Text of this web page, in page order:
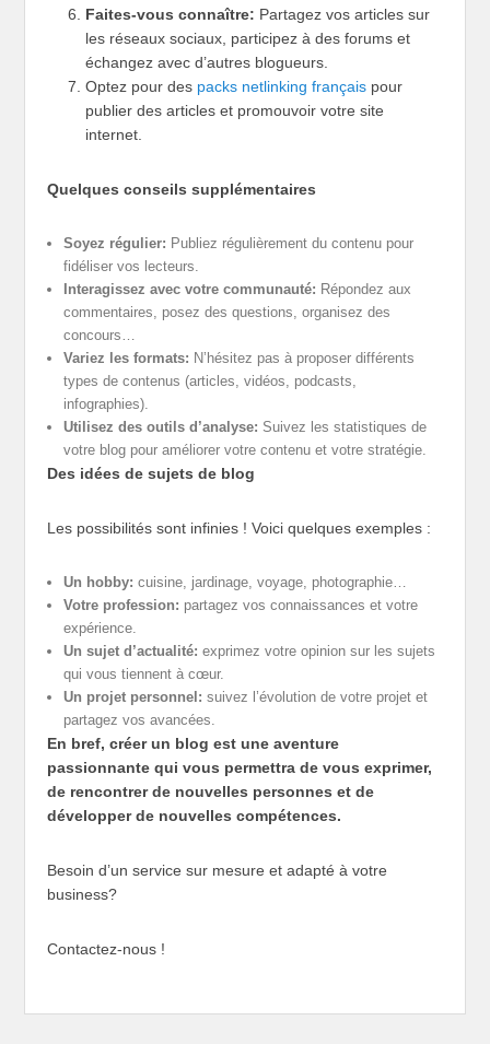
Faites-vous connaître: Partagez vos articles sur
les réseaux sociaux, participez à des forums et
échangez avec d’autres blogueurs.
Optez pour des packs netlinking français pour
publier des articles et promouvoir votre site
internet.
Quelques conseils supplémentaires
Soyez régulier: Publiez régulièrement du contenu pour
fidéliser vos lecteurs.
Interagissez avec votre communauté: Répondez aux
commentaires, posez des questions, organisez des
concours…
Variez les formats: N’hésitez pas à proposer différents
types de contenus (articles, vidéos, podcasts,
infographies).
Utilisez des outils d’analyse: Suivez les statistiques de
votre blog pour améliorer votre contenu et votre stratégie.
Des idées de sujets de blog
Les possibilités sont infinies ! Voici quelques exemples :
Un hobby: cuisine, jardinage, voyage, photographie…
Votre profession: partagez vos connaissances et votre
expérience.
Un sujet d’actualité: exprimez votre opinion sur les sujets
qui vous tiennent à cœur.
Un projet personnel: suivez l’évolution de votre projet et
partagez vos avancées.
En bref, créer un blog est une aventure
passionnante qui vous permettra de vous exprimer,
de rencontrer de nouvelles personnes et de
développer de nouvelles compétences.
Besoin d’un service sur mesure et adapté à votre
business?
Contactez-nous !